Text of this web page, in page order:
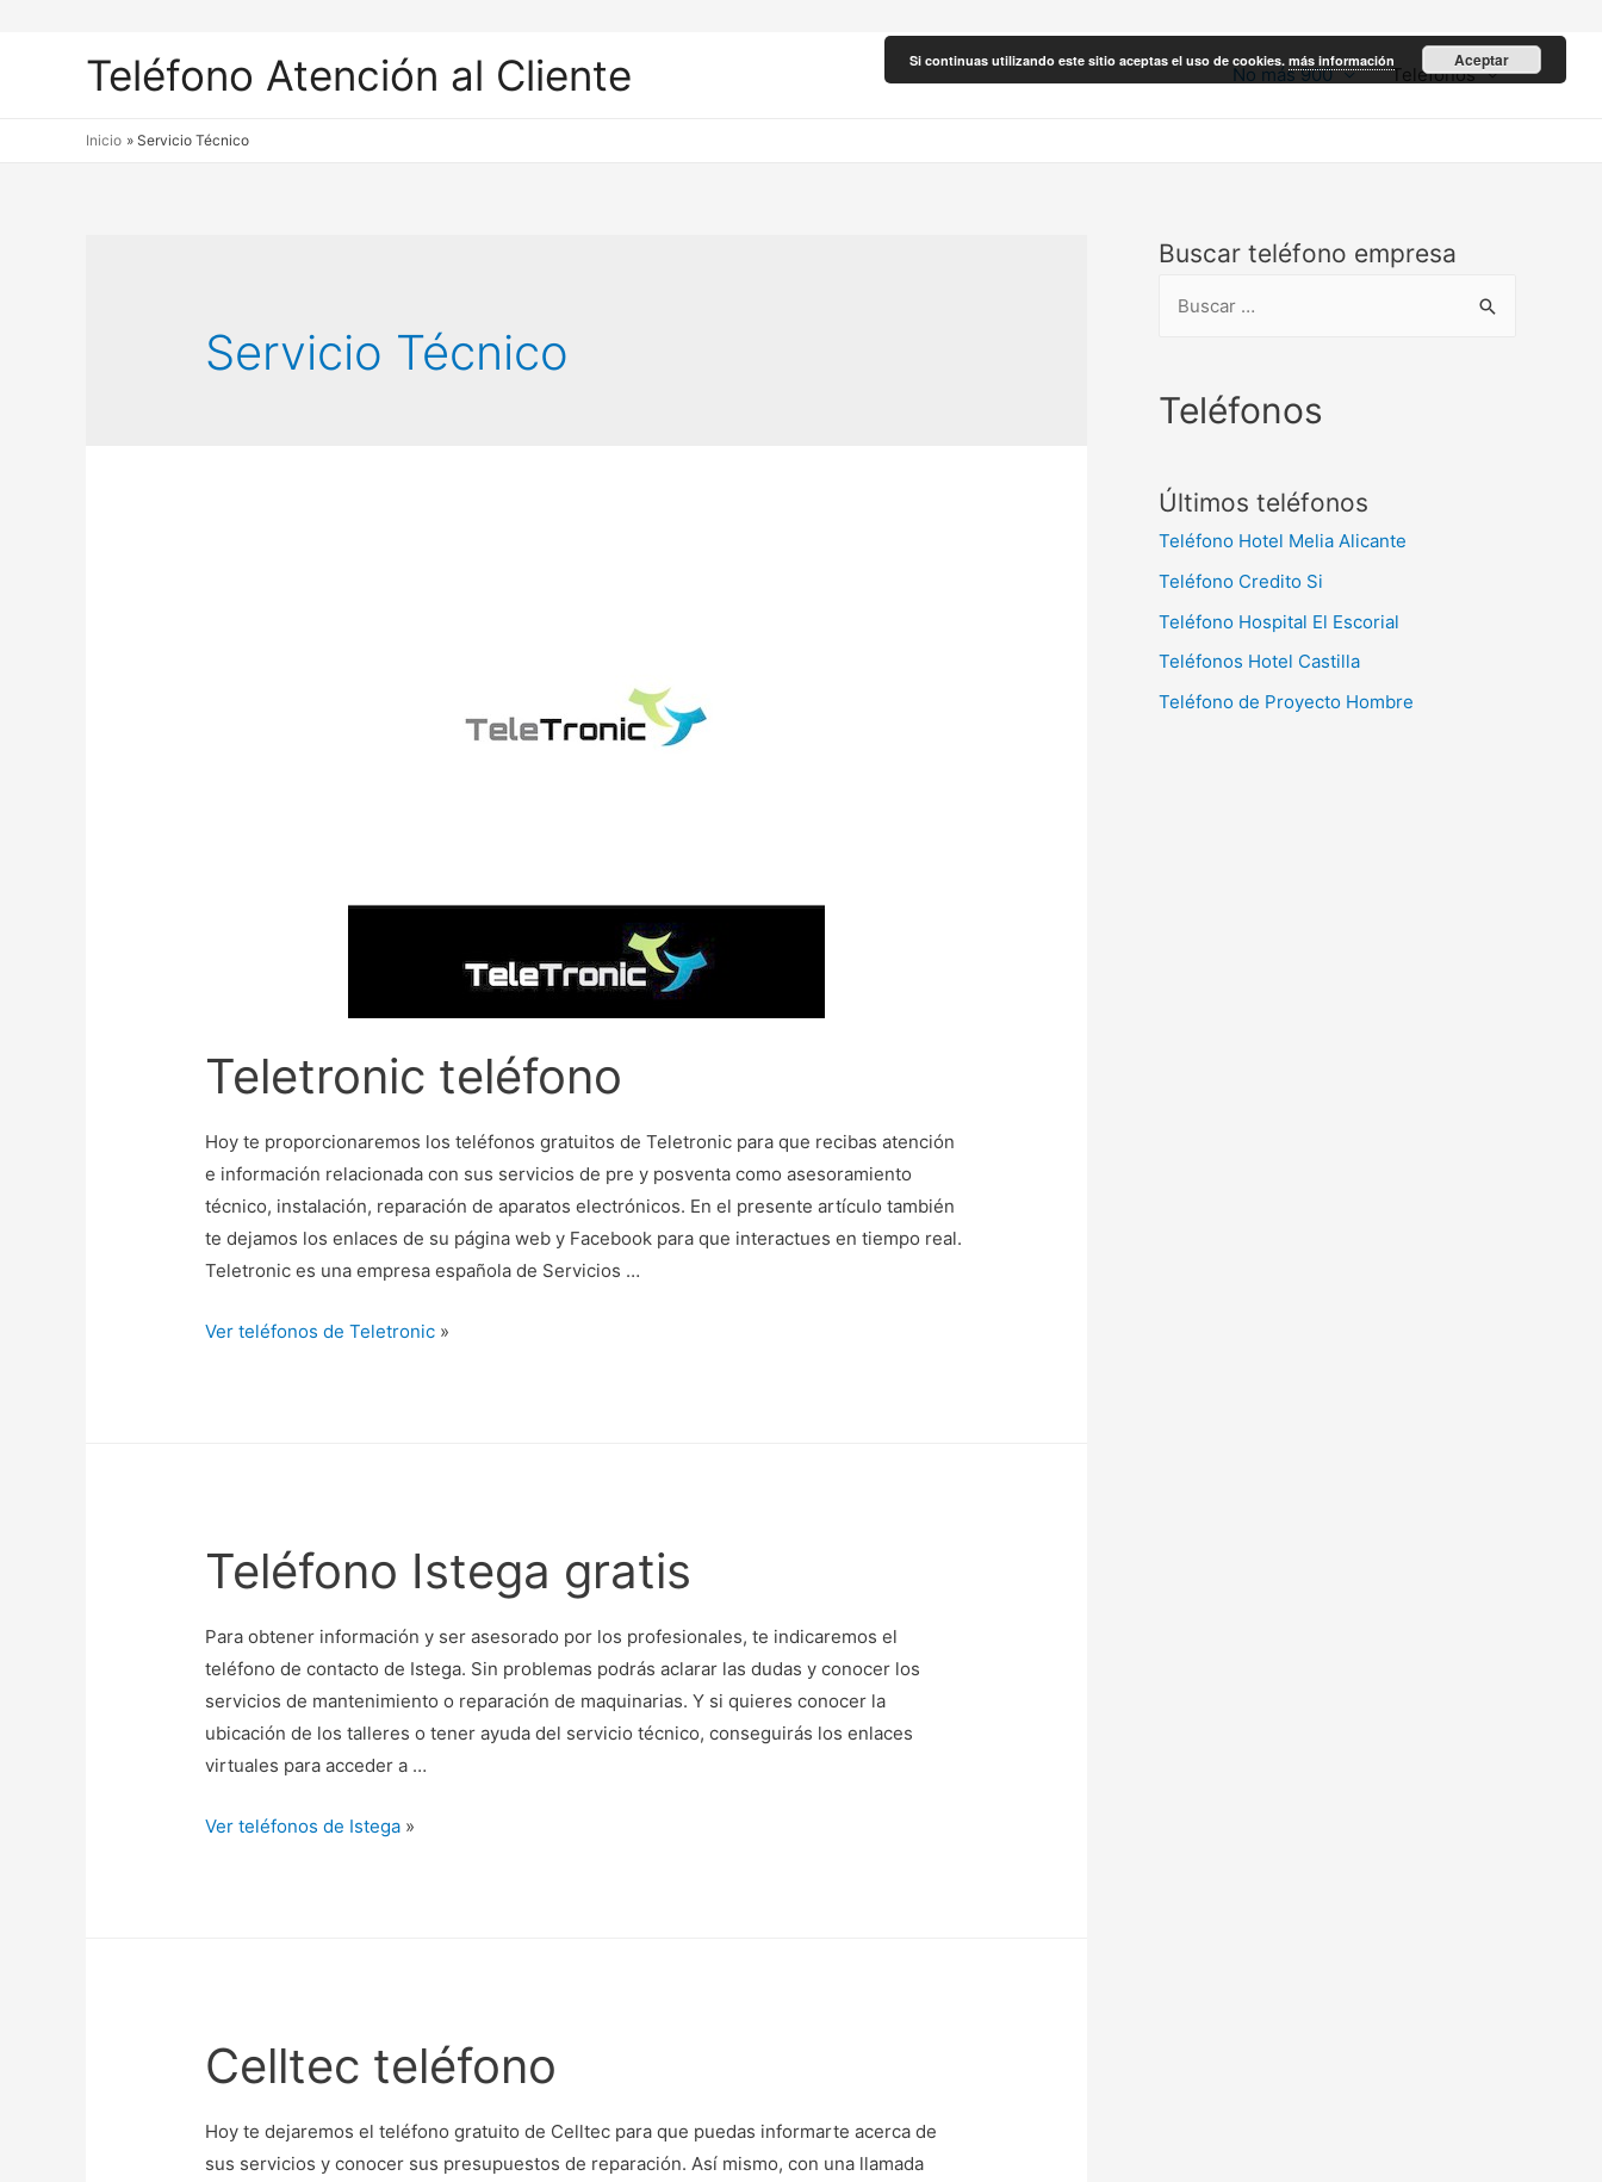
Teléfono Atención al Cliente No más 900 Teléfonos
Inicio Servicio Técnico
Servicio Técnico
Teletronic teléfono
Hoy te proporcionaremos los teléfonos gratuitos de Teletronic para que recibas atención
e información relacionada con sus servicios de pre y posventa como asesoramiento
técnico, instalación, reparación de aparatos electrónicos. En el presente artículo también
te dejamos los enlaces de su página web y Facebook para que interactues en tiempo real.
Teletronic es una empresa española de Servicios …
Ver teléfonos de Teletronic »
Teléfono Istega gratis
Para obtener información y ser asesorado por los profesionales, te indicaremos el
teléfono de contacto de Istega. Sin problemas podrás aclarar las dudas y conocer los
servicios de mantenimiento o reparación de maquinarias. Y si quieres conocer la
ubicación de los talleres o tener ayuda del servicio técnico, conseguirás los enlaces
virtuales para acceder a …
Ver teléfonos de Istega »
Celltec teléfono
Hoy te dejaremos el teléfono gratuito de Celltec para que puedas informarte acerca de
sus servicios y conocer sus presupuestos de reparación. Así mismo, con una llamada
Buscar teléfono empresa
c
:
Teléfonos
Últimos teléfonos
Teléfono Hotel Melia Alicante
Teléfono Credito Si
Teléfono Hospital El Escorial
Teléfonos Hotel Castilla
Teléfono de Proyecto Hombre
Si continuas utilizando este sitio aceptas el uso de cookies. más información Aceptar